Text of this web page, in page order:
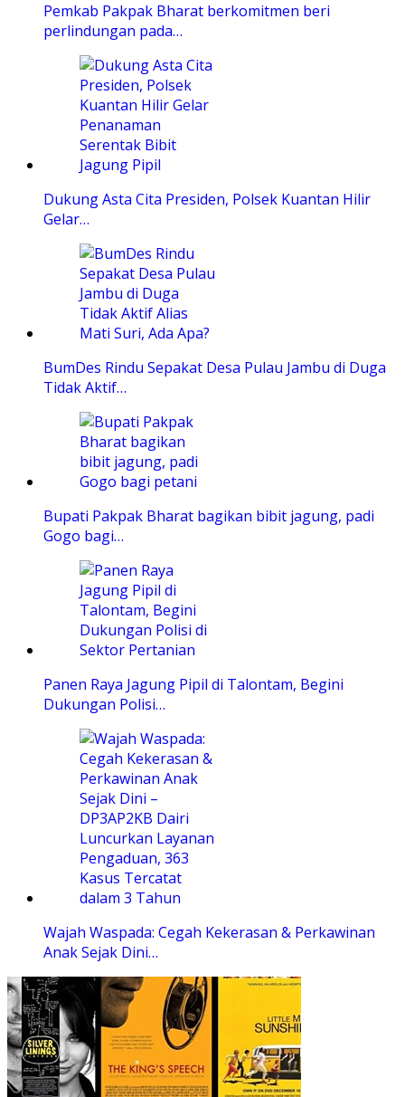
Pemkab Pakpak Bharat berkomitmen beri
perlindungan pada…
Dukung Asta Cita Presiden, Polsek Kuantan Hilir
Gelar…
BumDes Rindu Sepakat Desa Pulau Jambu di Duga
Tidak Aktif…
Bupati Pakpak Bharat bagikan bibit jagung, padi
Gogo bagi…
Panen Raya Jagung Pipil di Talontam, Begini
Dukungan Polisi…
Wajah Waspada: Cegah Kekerasan & Perkawinan
Anak Sejak Dini…